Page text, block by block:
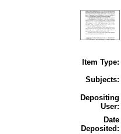
Item Type:
Subjects:
Depositing
User:
Date
Deposited: